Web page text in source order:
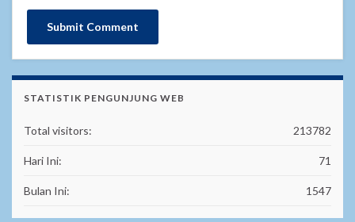
STATISTIK PENGUNJUNG WEB
213782
Total visitors:
71
Hari Ini:
1547
Bulan Ini: